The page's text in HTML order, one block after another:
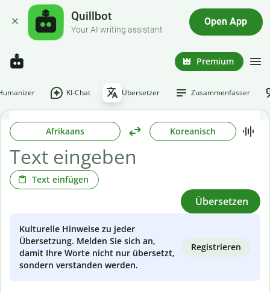
Quillbot
Your AI writing assistant
Open App
Premium
KI-Chat Übersetzer Zusammenfasser
Afrikaans Koreanisch
Text einfügen
Übersetzen
Kulturelle Hinweise zu jeder
Übersetzung. Melden Sie sich an,
damit Ihre Worte nicht nur übersetzt,
sondern verstanden werden.
Registrieren